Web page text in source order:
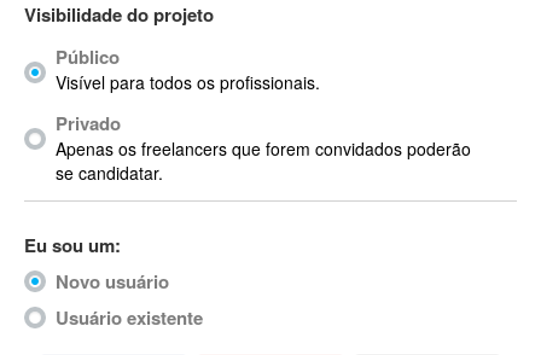
ACID Pro
ACPI
Acrobat
Acrobat X
Acronis
ACT
Actimize
ActionScript
ActionScript 3
Visibilidade do projeto
Público
Visível para todos os profissionais.
Privado
Apenas os freelancers que forem convidados poderão
se candidatar.
Eu sou um:
Novo usuário
Usuário existente